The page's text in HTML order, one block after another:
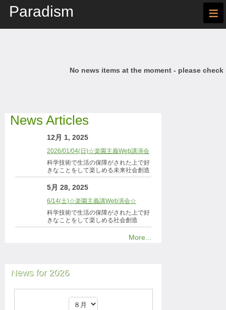
Paradism ≡
No news items at the moment - please
News Articles
12月 1, 2025
2026/01/04(日)☆楽園主義Web講演会
科学技術で生活の保障がされた上で好
きなことをして楽しめる未来社会創造
5月 28, 2025
6/14(土)☆楽園主義講Web演会☆
科学技術で生活の保障がされた上で好
きなことをして楽しめる社会創造
More...
News for 2026